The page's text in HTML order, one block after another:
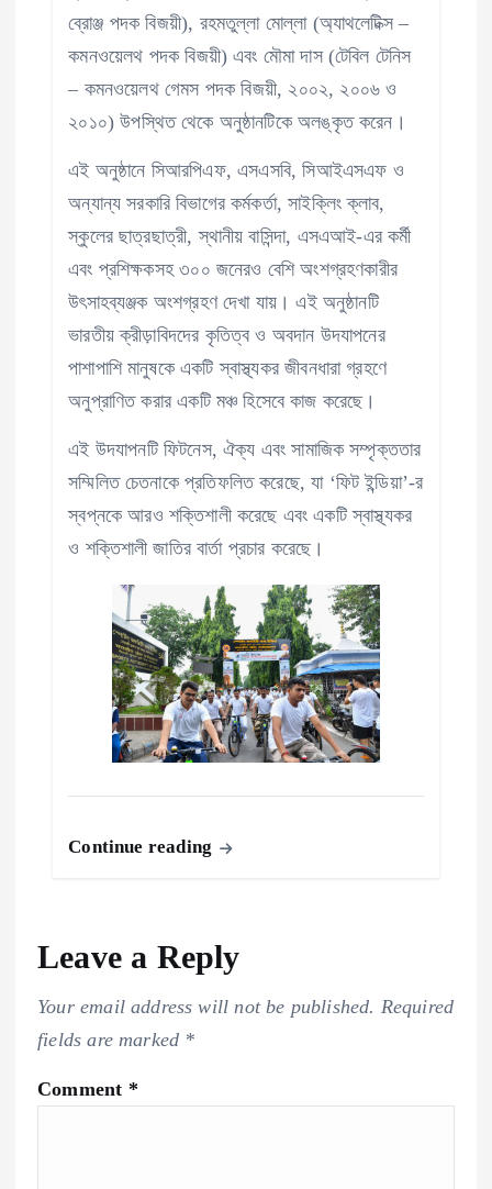
ব্রোঞ্জ পদক বিজয়ী), রহমতুল্লা মোল্লা (অ্যাথলেটিক্স –
কমনওয়েলথ পদক বিজয়ী) এবং মৌমা দাস (টেবিল টেনিস
– কমনওয়েলথ গেমস পদক বিজয়ী, ২০০২, ২০০৬ ও
২০১০) উপস্থিত থেকে অনুষ্ঠানটিকে অলঙ্কৃত করেন।
এই অনুষ্ঠানে সিআরপিএফ, এসএসবি, সিআইএসএফ ও
অন্যান্য সরকারি বিভাগের কর্মকর্তা, সাইক্লিং ক্লাব,
স্কুলের ছাত্রছাত্রী, স্থানীয় বাসিন্দা, এসএআই-এর কর্মী
এবং প্রশিক্ষকসহ ৩০০ জনেরও বেশি অংশগ্রহণকারীর
উৎসাহব্যঞ্জক অংশগ্রহণ দেখা যায়। এই অনুষ্ঠানটি
ভারতীয় ক্রীড়াবিদদের কৃতিত্ব ও অবদান উদযাপনের
পাশাপাশি মানুষকে একটি স্বাস্থ্যকর জীবনধারা গ্রহণে
অনুপ্রাণিত করার একটি মঞ্চ হিসেবে কাজ করেছে।
এই উদযাপনটি ফিটনেস, ঐক্য এবং সামাজিক সম্পৃক্ততার
সম্মিলিত চেতনাকে প্রতিফলিত করেছে, যা ‘ফিট ইন্ডিয়া’-র
স্বপ্নকে আরও শক্তিশালী করেছে এবং একটি স্বাস্থ্যকর
ও শক্তিশালী জাতির বার্তা প্রচার করেছে।
Continue reading
Leave a Reply
Your email address will not be published. Required
fields are marked *
Comment *